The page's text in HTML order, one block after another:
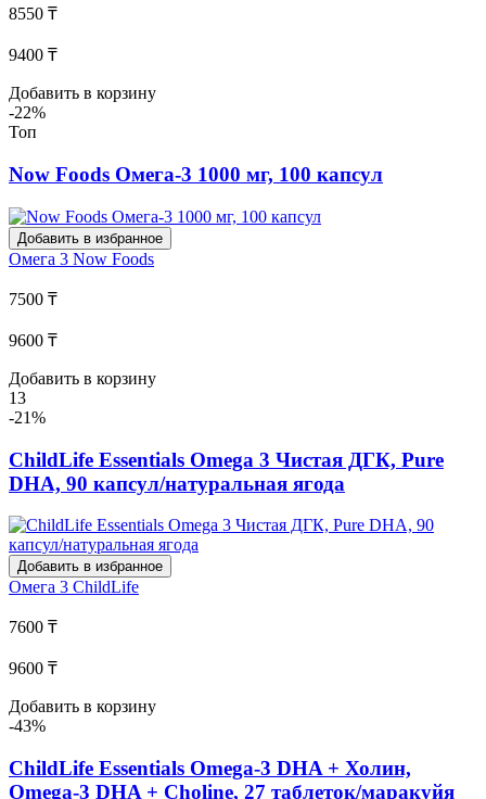
8550 ₸
9400 ₸
Добавить в корзину
-22%
Топ
Now Foods Омега-3 1000 мг, 100 капсул
Добавить в избранное
Омега 3 Now Foods
7500 ₸
9600 ₸
Добавить в корзину
13
-21%
ChildLife Essentials Omega 3 Чистая ДГК, Pure
DHA, 90 капсул/натуральная ягода
Добавить в избранное
Омега 3 ChildLife
7600 ₸
9600 ₸
Добавить в корзину
-43%
ChildLife Essentials Omega-3 DHA + Холин,
Omega-3 DHA + Choline, 27 таблеток/маракуйя